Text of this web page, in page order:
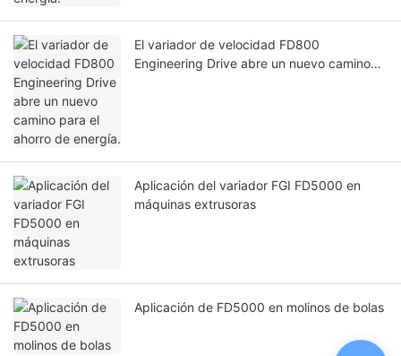
El variador de velocidad FD800
Engineering Drive abre un nuevo camino
Aplicación del variador FGI FD5000 en
máquinas extrusoras
Aplicación de FD5000 en molinos de bolas